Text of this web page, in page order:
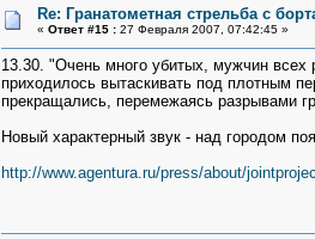
Re: Гранатометная стрельба с
« Ответ #15 :27 Февраля 2007, 07:42:45 »
13.30. "Очень много убитых, мужчин всех
приходилось вытаскивать под плотным
прекращались, перемежаясь разрывами
Новый характерный звук - над городом
http://www.agentura.ru/press/about/